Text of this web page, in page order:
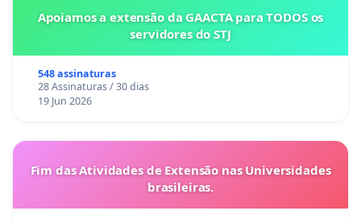
Apoiamos a extensão da GAACTA para TODOS os
servidores do STJ
548 assinaturas
28 Assinaturas / 30 dias
19 Jun 2026
Fim das Atividades de Extensão nas Universidades
brasileiras.